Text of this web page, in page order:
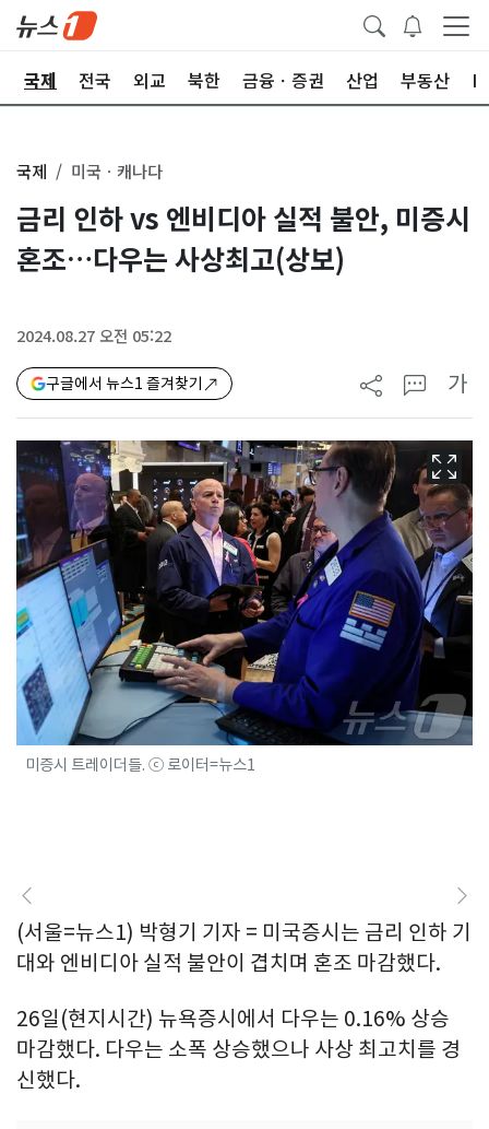
국제 전국 외교 북한 금융ㆍ증권 산업 부동산
국제 미국ㆍ캐나다
금리 인하 vs 엔비디아 실적 불안, 미증시
혼조…다우는 사상최고(상보)
2024.08.27 오전 05:22
구글에서 뉴스1 즐겨찾기 가
미증시 트레이더들. ⓒ 로이터=뉴스1
(서울=뉴스1) 박형기 기자 = 미국증시는 금리 인하 기
대와 엔비디아 실적 불안이 겹치며 혼조 마감했다.
26일(현지시간) 뉴욕증시에서 다우는 0.16% 상승
마감했다. 다우는 소폭 상승했으나 사상 최고치를 경
신했다.